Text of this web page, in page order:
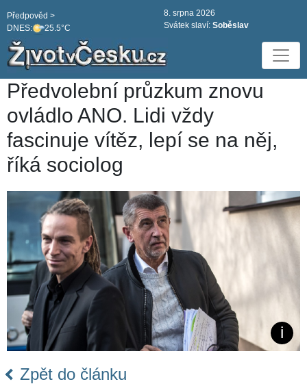
DNES: 25.5°C
Předpověd >
8. srpna 2026
Svátek slaví: Soběslav
Předvolební průzkum znovu
ovládlo ANO. Lidi vždy
fascinuje vítěz, lepí se na něj,
říká sociolog
Zpět do článku